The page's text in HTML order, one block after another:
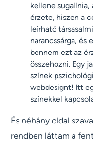
kellene sugallnia,
érzete, hiszen a
leírható
narancssárga, és
bennem ezt az
összehozni. Egy
színek
webdesignt! Itt
színekkel
És néhány oldal
rendben láttam a